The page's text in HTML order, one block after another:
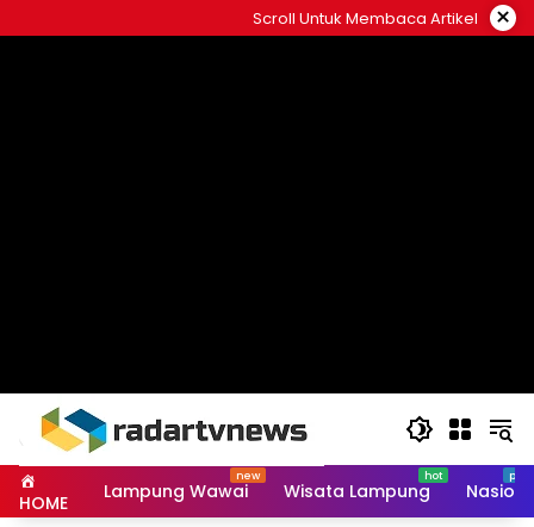
to
Scroll Untuk Membaca Artikel ×
HOME Lampung Wawai Wisata Lampung